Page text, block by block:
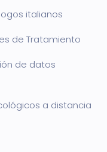
italianos
de Tratamiento
de datos
a distancia